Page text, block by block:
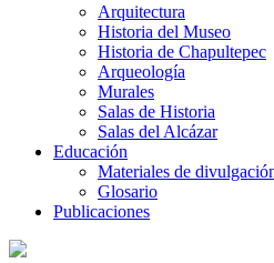
Arquitectura
Historia del Museo
Historia de Chapultepec
Arqueología
Murales
Salas de Historia
Salas del Alcázar
Educación
Materiales de
Glosario
Publicaciones